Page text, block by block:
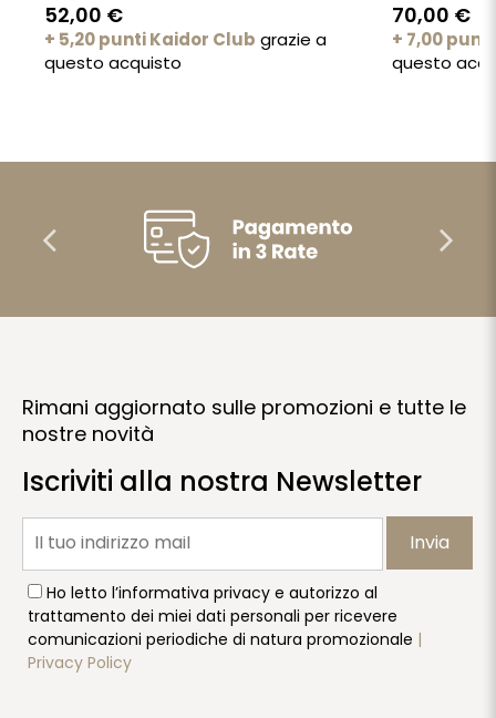
52,00 €
+ 5,20 punti Kaidor Club grazie a
questo acquisto
70,00 €
+ 7,00
questo
Rimani aggiornato sulle promozioni e tutte le
nostre novità
Iscriviti alla nostra Newsletter
Invia
Ho letto l’informativa privacy e autorizzo al
trattamento dei miei dati personali per ricevere
comunicazioni periodiche di natura promozionale |
Privacy Policy